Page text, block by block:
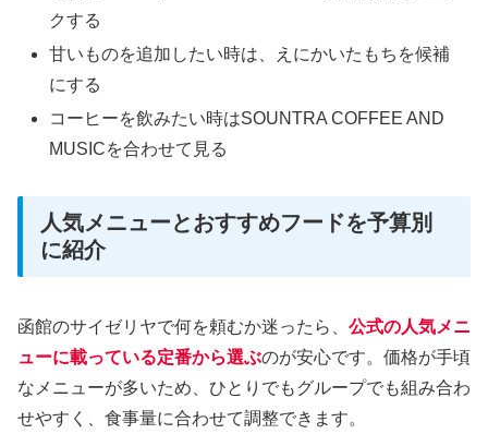
クする
甘いものを追加したい時は、えにかいたもちを候補
にする
コーヒーを飲みたい時はSOUNTRA COFFEE AND
MUSICを合わせて見る
人気メニューとおすすめフードを予算別
に紹介
函館のサイゼリヤで何を頼むか迷ったら、 公式の人気メニ
ューに載っている定番から選ぶのが安心です。価格が手頃
なメニューが多いため、ひとりでもグループでも組み合わ
せやすく、食事量に合わせて調整できます。